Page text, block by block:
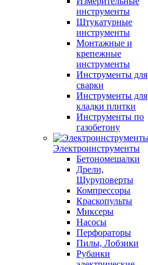
инструменты
Штукатурные
инструменты
Монтажные и
крепежные
инструменты
Инструменты для
сварки
Инструменты для
кладки плитки
Инструменты по
газобетону
Электроинструменты
Бетономешалки
Дрели,
Шуруповерты
Компрессоры
Краскопульты
Миксеры
Насосы
Перфораторы
Пилы, Лобзики
Рубанки